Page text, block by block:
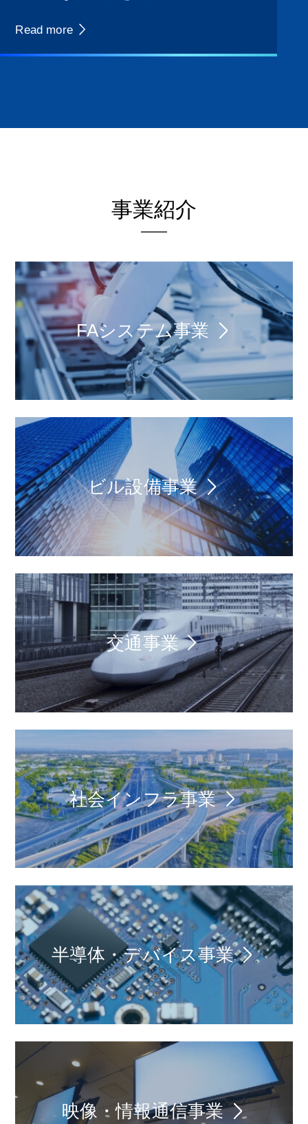
Read more
事業紹介
FAシステム事業
ビル設備事業
交通事業
社会インフラ事業
半導体・デバイス事業
映像・情報通信事業